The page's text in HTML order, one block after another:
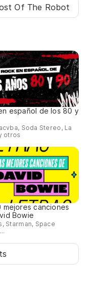
Of The Robot
español de los 80 y
Soda Stereo, La
otros
mejores canciones
Bowie
Starman, Space